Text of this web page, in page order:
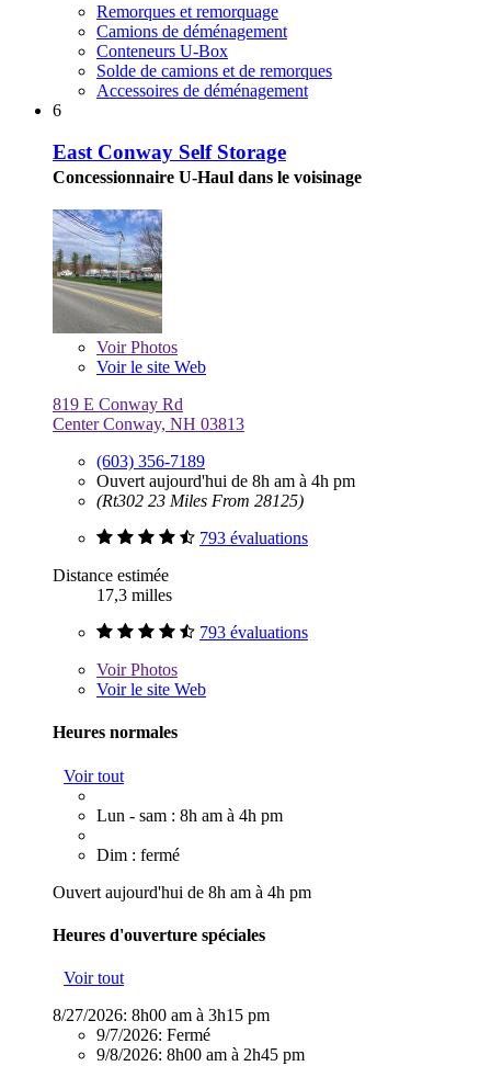
Remorques et remorquage
Camions de déménagement
Conteneurs U-Box
Solde de camions et de remorques
Accessoires de déménagement
6
East Conway Self Storage
Concessionnaire U-Haul dans le voisinage
VoirPhotos
Voir le site Web
819 E Conway Rd
Center Conway, NH 03813
(603) 356-7189
Ouvert aujourd'hui de 8h am à 4h pm
(Rt302 23 Miles From 28125)
793 évaluations
Distance estimée
17,3 milles
793 évaluations
VoirPhotos
Voir le site Web
Heures normales
Voir tout
Lun - sam : 8h am à 4h pm
Dim : fermé
Ouvert aujourd'hui de 8h am à 4h pm
Heures d'ouverture spéciales
Voir tout
8/27/2026: 8h00 am à 3h15 pm
9/7/2026: Fermé
9/8/2026: 8h00 am à 2h45 pm